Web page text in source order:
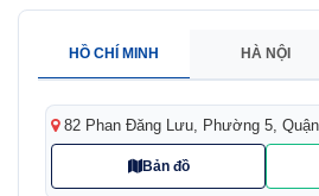
HỒ CHÍ MINH HÀ NỘI
82 Phan Đăng Lưu, Phường 5,
Bản đồ